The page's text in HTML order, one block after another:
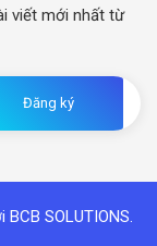
viết mới nhất từ
Đăng ký
BCB SOLUTIONS.